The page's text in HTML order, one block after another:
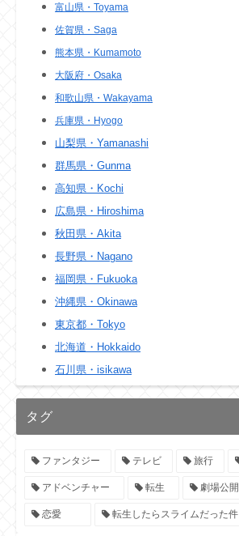
富山県・Toyama
佐賀県・Saga
熊本県・Kumamoto
大阪府・Osaka
和歌山県・Wakayama
兵庫県・Hyogo
山梨県・Yamanashi
群馬県・Gunma
高知県・Kochi
広島県・Hiroshima
秋田県・Akita
長野県・Nagano
福岡県・Fukuoka
沖縄県・Okinawa
東京都・Tokyo
北海道・Hokkaido
石川県・isikawa
タグ
ファンタジー テレビ 旅行
アドベンチャー 転生 劇場公開
恋愛 転生したらスライムだった件